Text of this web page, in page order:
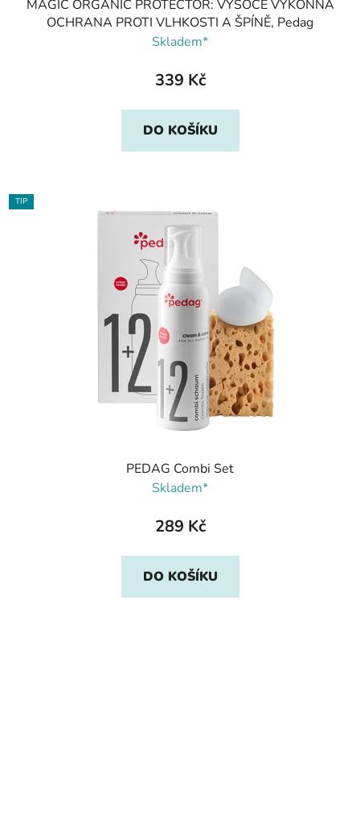
MAGIC ORGANIC PROTECTOR: VYSOCE VÝKONNÁ
OCHRANA PROTI VLHKOSTI A ŠPÍNĚ, Pedag
Skladem*
339 Kč
DO KOŠÍKU
TIP
PEDAG Combi Set
Skladem*
289 Kč
DO KOŠÍKU